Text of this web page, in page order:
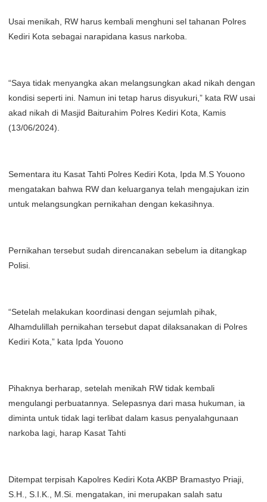
Usai menikah, RW harus kembali menghuni sel tahanan Polres
Kediri Kota sebagai narapidana kasus narkoba.
“Saya tidak menyangka akan melangsungkan akad nikah dengan
kondisi seperti ini. Namun ini tetap harus disyukuri,” kata RW usai
akad nikah di Masjid Baiturahim Polres Kediri Kota, Kamis
(13/06/2024).
Sementara itu Kasat Tahti Polres Kediri Kota, Ipda M.S Youono
mengatakan bahwa RW dan keluarganya telah mengajukan izin
untuk melangsungkan pernikahan dengan kekasihnya.
Pernikahan tersebut sudah direncanakan sebelum ia ditangkap
Polisi.
“Setelah melakukan koordinasi dengan sejumlah pihak,
Alhamdulillah pernikahan tersebut dapat dilaksanakan di Polres
Kediri Kota,” kata Ipda Youono
Pihaknya berharap, setelah menikah RW tidak kembali
mengulangi perbuatannya. Selepasnya dari masa hukuman, ia
diminta untuk tidak lagi terlibat dalam kasus penyalahgunaan
narkoba lagi, harap Kasat Tahti
Ditempat terpisah Kapolres Kediri Kota AKBP Bramastyo Priaji,
S.H., S.I.K., M.Si. mengatakan, ini merupakan salah satu